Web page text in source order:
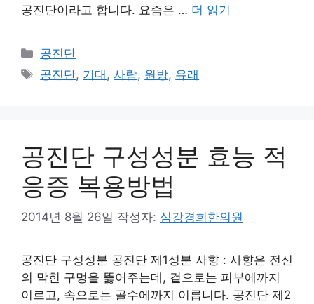
공진단이라고 합니다. 요즘은 … 더 읽기
카
테
공진단
태
공진단, 기대 ,사람, 원방, 유래
공진단 구성성분 효능 적
응증 복용방법
2014년 8월 26일 작성자: 심강경희한의원
공진단 구성성분 공진단 제1성분 사향 : 사향은 전신
의 막힌 구멍을 뚫어주는데, 겉으로는 피부에까지
이르고, 속으로는 골수에까지 이릅니다. 공진단 제2